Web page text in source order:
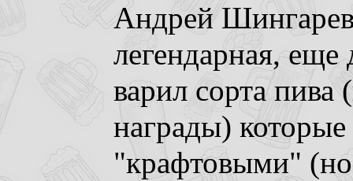
Андрей
легендарная, еще
варил сорта пива
награды)
"крафтовыми" (но